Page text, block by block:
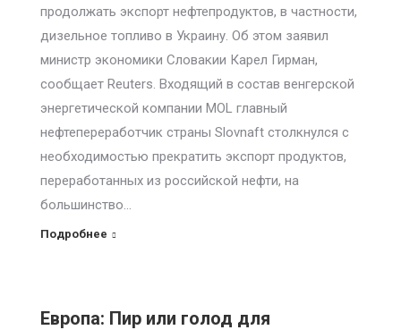
продолжать экспорт нефтепродуктов, в частности,
дизельное топливо в Украину. Об этом заявил
министр экономики Словакии Карел Гирман,
сообщает Reuters. Входящий в состав венгерской
энергетической компании MOL главный
нефтепереработчик страны Slovnaft столкнулся с
необходимостью прекратить экспорт продуктов,
переработанных из российской нефти, на
большинство…
Подробнее
Европа: Пир или голод для